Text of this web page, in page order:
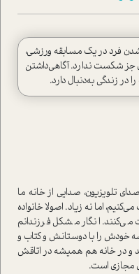
فرد در یک مسابقه ورزشی،
جز شکست ندارد. آگاهی‌داشتن
زندگی به‌دنبال دارد.
تلویزیون، صدایی از خانه ما
اما نه زیاد. اصولا خانواده
انگار مشکل فرزندانم
خودش را با دوستانش و کتاب و
و در خانه هم همیشه در اتاقش
مجازی ا‌ست.